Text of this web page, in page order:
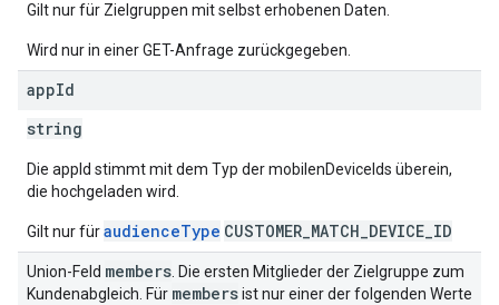
Gilt nur für Zielgruppen mit selbst erhobenen Daten.
Wird nur in einer GET-Anfrage zurückgegeben.
appId
string
Die appId stimmt mit dem Typ der mobilenDeviceIds überein,
die hochgeladen wird.
Gilt nur füraudienceType CUSTOMER_MATCH_DEVICE_ID
Union-Feld members . Die ersten Mitglieder der Zielgruppe zum
Kundenabgleich. Für membersist nur einer der folgenden Werte